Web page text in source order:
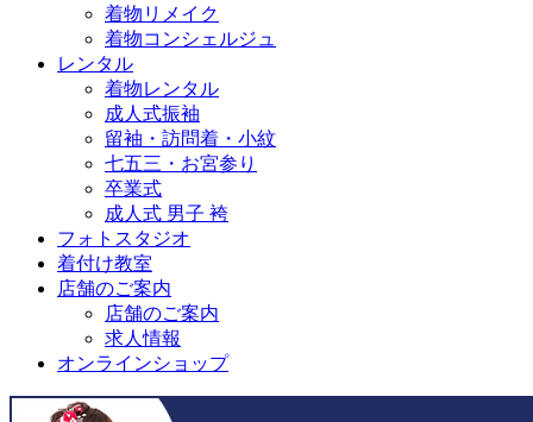
着物リメイク
着物コンシェルジュ
レンタル
着物レンタル
成人式振袖
留袖・訪問着・小紋
七五三・お宮参り
卒業式
成人式 男子 袴
フォトスタジオ
着付け教室
店舗のご案内
店舗のご案内
求人情報
オンラインショップ